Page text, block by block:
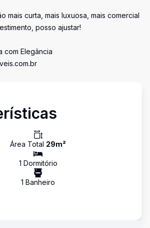
mais curta, mais luxuosa, mais comercial
posso ajustar!
com Elegância
Área Total 29m²
1 Dormitório
1 Banheiro